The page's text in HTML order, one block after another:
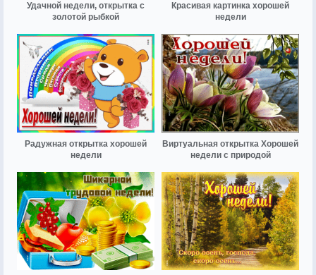
Удачной недели, открытка с
золотой рыбкой
Красивая картинка хорошей
недели
Радужная открытка хорошей
недели
Виртуальная открытка Хорошей
недели с природой